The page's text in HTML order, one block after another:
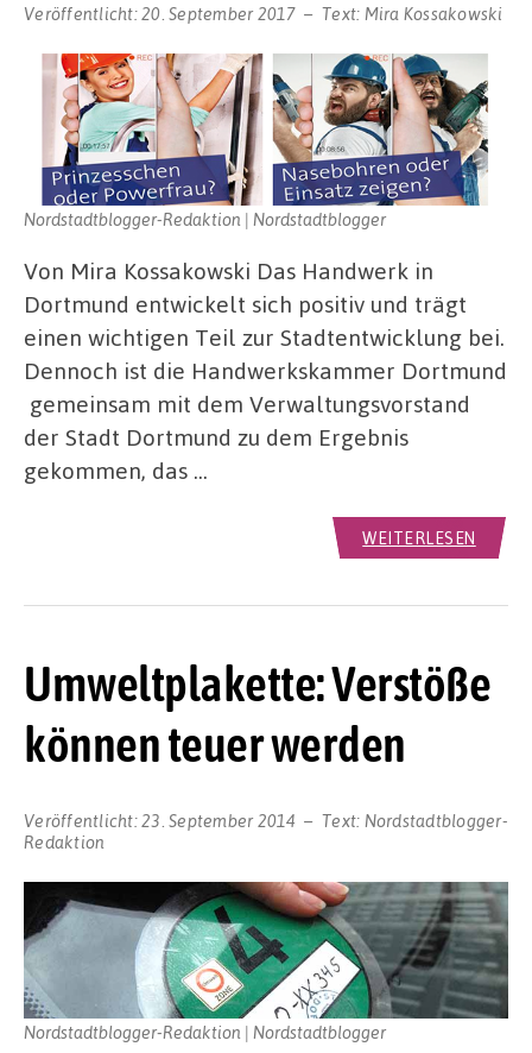
Veröffentlicht: 20. September 2017 Text: Mira Kossakowski
Nordstadtblogger-Redaktion | Nordstadtblogger
Von Mira Kossakowski Das Handwerk in
Dortmund entwickelt sich positiv und trägt
einen wichtigen Teil zur Stadtentwicklung bei.
Dennoch ist die Handwerkskammer Dortmund
gemeinsam mit dem Verwaltungsvorstand
der Stadt Dortmund zu dem Ergebnis
gekommen, das …
WEITERLESEN
Umweltplakette: Verstöße
können teuer werden
Veröffentlicht:23. September 2014 Text: Nordstadtblogger-
Redaktion
Nordstadtblogger-Redaktion | Nordstadtblogger